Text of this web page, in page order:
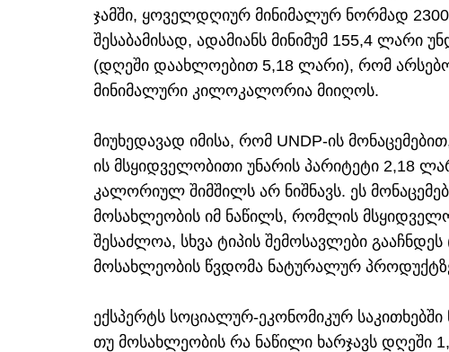
ჯამში, ყოველდღიურ მინიმალურ ნორმად
შესაბამისად, ადამიანს მინიმუმ 155,4 ლარი
(დღეში დაახლოებით 5,18 ლარი), რომ
მინიმალური კილოკალორია მიიღოს.
მიუხედავად იმისა, რომ UNDP-ის
ის მსყიდველობითი უნარის პარიტეტი 2,18
კალორიულ შიმშილს არ ნიშნავს. ეს
მოსახლეობის იმ ნაწილს, რომლის
შესაძლოა, სხვა ტიპის შემოსავლები
მოსახლეობის წვდომა ნატურალურ
ექსპერტს სოციალურ-ეკონომიკურ საკითხებში
თუ მოსახლეობის რა ნაწილი ხარჯავს დღეში